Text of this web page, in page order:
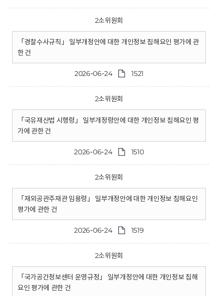
2소위원회
「경찰수사규칙」 일부개정안에 대한 개인정보 침해요인 평가에 관
한 건
2026-06-24 1521
2소위원회
「국유재산법 시행령」 일부개정령안에 대한 개인정보 침해요인 평
가에 관한 건
2026-06-24 1510
2소위원회
「재외공관주재관 임용령」 일부개정안에 대한 개인정보 침해요인
평가에 관한 건
2026-06-24 1519
2소위원회
「국가공간정보센터 운영규정」 일부개정안에 대한 개인정보 침해
요인 평가에 관한 건